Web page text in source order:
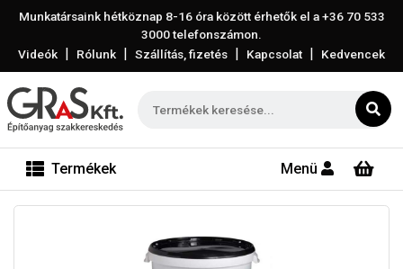
Munkatársaink hétköznap 8-16 óra között érhetők el a+36 70 533
3000telefonszámon.
Videók | Rólunk | Szállítás, fizetés | Kapcsolat | Kedvencek
Termékek Menü